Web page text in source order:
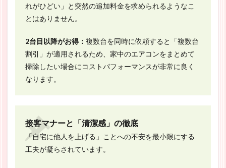
れがひどい」と突然の追加料金を求められるようなこ
とはありません。
2台目以降がお得： 複数台を同時に依頼すると「複数台
割引」が適用されるため、家中のエアコンをまとめて
掃除したい場合にコストパフォーマンスが非常に良く
なります。
接客マナーと「清潔感」の徹底
「自宅に他人を上げる」ことへの不安を最小限にする
工夫が凝らされています。